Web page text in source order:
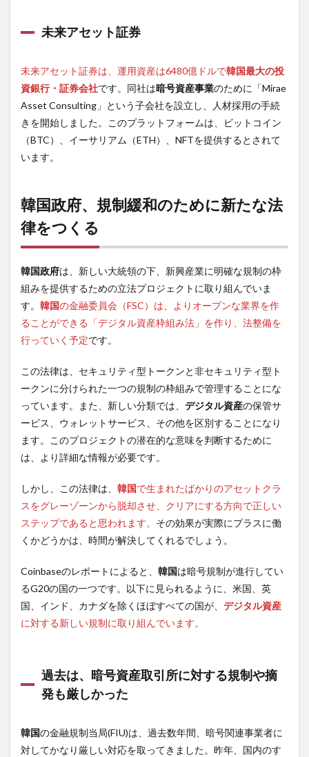
未来アセット証券
未来アセット証券は、運用資産は6480億ドルで韓国最大の投
資銀行・証券会社です。同社は暗号資産事業のために「Mirae
Asset Consulting」という子会社を設立し、人材採用の手続
きを開始しました。このプラットフォームは、ビットコイン
（BTC）、イーサリアム（ETH）、NFTを提供するとされて
います。
韓国政府、規制緩和のために新たな法
律をつくる
韓国政府は、新しい大統領の下、新興産業に明確な規制の枠
組みを提供するための立法プロジェクトに取り組んでいま
す。 韓国の金融委員会（FSC）は、よりオープンな業界を作
ることができる「デジタル資産枠組み法」を作り、法整備を
行っていく予定です。
この法律は、セキュリティ型トークンと非セキュリティ型ト
ークンに分けられた一つの規制の枠組みで管理することにな
っています。また、新しい分類では、 デジタル資産の保管サ
ービス、ウォレットサービス、その他を区別することになり
ます。このプロジェクトの潜在的な意味を判断するために
は、より詳細な情報が必要です。
しかし、この法律は、 韓国で生まれたばかりのアセットクラ
スをグレーゾーンから脱却させ、クリアにする方向で正しい
ステップであると思われます。 その効果が実際にプラスに働
くかどうかは、時間が解決してくれるでしょう。
Coinbaseのレポートによると、 韓国は暗号規制が進行してい
るG20の国の一つです。以下に見られるように、米国、英
国、インド、カナダを除くほぼすべての国が、 デジタル資産
に対する新しい規制に取り組んでいます。
過去は、暗号資産取引所に対する規制や摘
発も厳しかった
韓国の金融規制当局(FIU)は、過去数年間、暗号関連事業者に
対してかなり厳しい対応を取ってきました。昨年、国内のす